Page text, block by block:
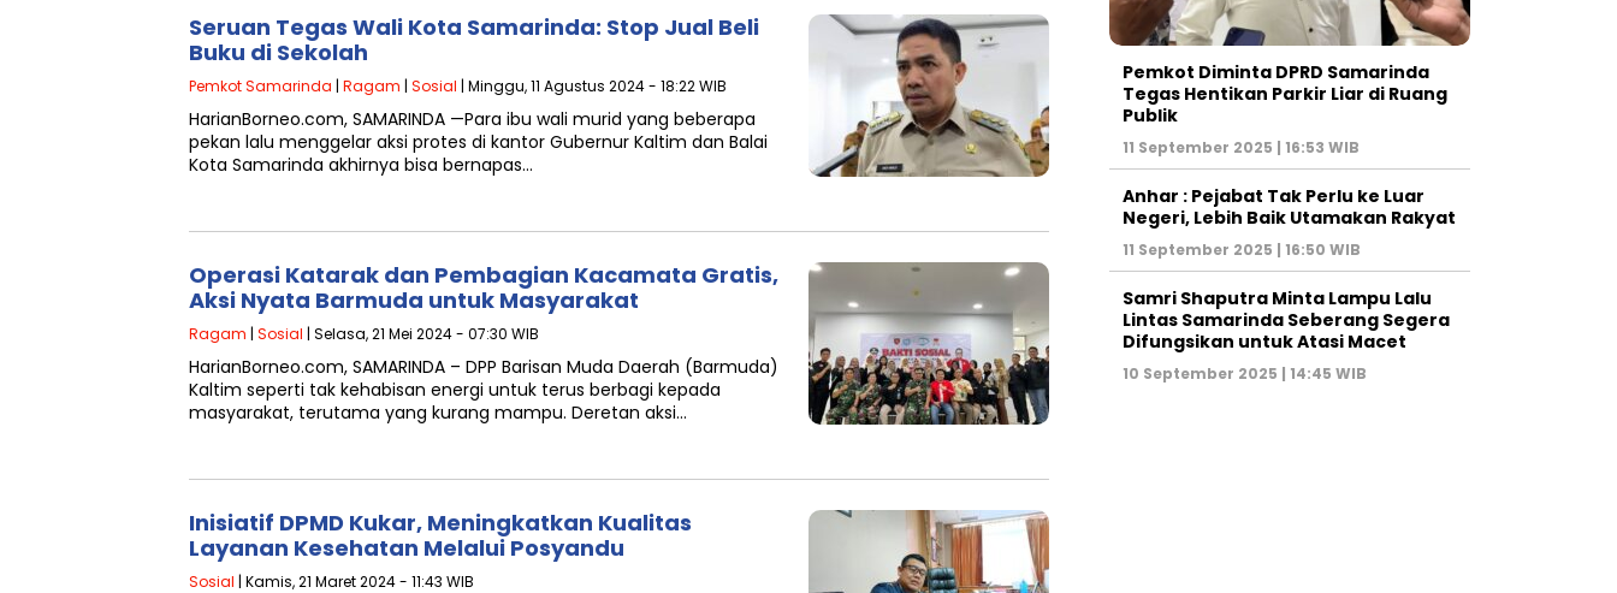
Seruan Tegas Wali Kota Samarinda: Stop Jual Beli
Buku di Sekolah
Pemkot Samarinda | Ragam | Sosial | Minggu, 11 Agustus 2024 - 18:22 WIB
HarianBorneo.com, SAMARINDA —Para ibu wali murid yang beberapa
pekan lalu menggelar aksi protes di kantor Gubernur Kaltim dan Balai
Kota Samarinda akhirnya bisa bernapas…
Operasi Katarak dan Pembagian Kacamata Gratis,
Aksi Nyata Barmuda untuk Masyarakat
Ragam | Sosial | Selasa, 21 Mei 2024 - 07:30 WIB
HarianBorneo.com, SAMARINDA – DPP Barisan Muda Daerah (Barmuda)
Kaltim seperti tak kehabisan energi untuk terus berbagi kepada
masyarakat, terutama yang kurang mampu. Deretan aksi…
Inisiatif DPMD Kukar, Meningkatkan Kualitas
Layanan Kesehatan Melalui Posyandu
Sosial | Kamis, 21 Maret 2024 - 11:43 WIB
Pemkot Diminta DPRD Samarinda
Tegas Hentikan Parkir Liar di Ruang
Publik
11 September 2025 | 16:53 WIB
Anhar : Pejabat Tak Perlu ke Luar
Negeri, Lebih Baik Utamakan Rakyat
11 September 2025 | 16:50 WIB
Samri Shaputra Minta Lampu Lalu
Lintas Samarinda Seberang Segera
Difungsikan untuk Atasi Macet
10 September 2025 | 14:45 WIB